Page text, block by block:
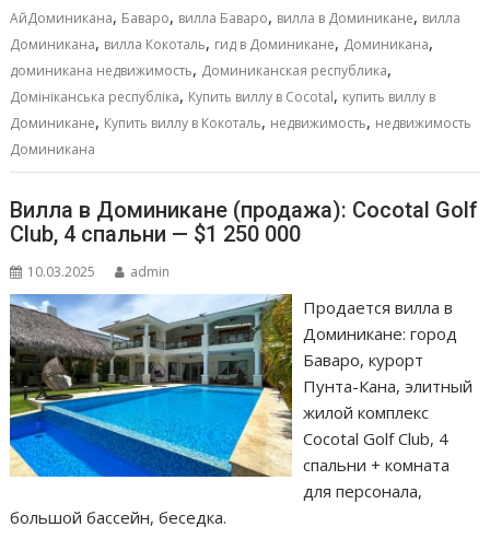
o
k
p
p
g
er
в
и
т
ь
АйДоминикана, Баваро, вилла Баваро, вилла в Доминикане, вилла
Доминикана, вилла Кокоталь, гид в Доминикане, Доминикана,
доминикана недвижимость, Доминиканская республика,
Домініканська республіка, Купить виллу в Cocotal, купить виллу в
Доминикане, Купить виллу в Кокоталь, недвижимость, недвижимость
Доминикана
Вилла в Доминикане (продажа): Cocotal Golf
Club, 4 спальни — $1 250 000
10.03.2025 admin
Продается вилла в
Доминикане: город
Баваро, курорт
Пунта-Кана, элитный
жилой комплекс
Cocotal Golf Club, 4
спальни + комната
для персонала,
большой бассейн, беседка.